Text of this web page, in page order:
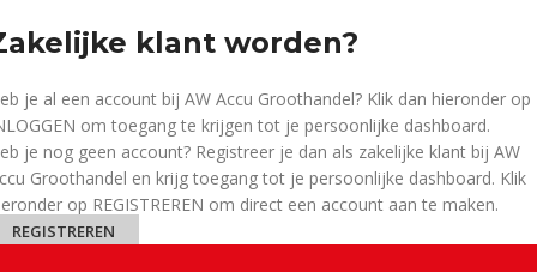
klant worden?
je al een account bij AW Accu Groothandel? Klik dan hieronder op
om toegang te krijgen tot je persoonlijke dashboard.
je nog geen account? Registreer je dan als zakelijke klant bij AW
Groothandel en krijg toegang tot je persoonlijke dashboard. Klik
op REGISTREREN om direct een account aan te maken.
REGISTREREN